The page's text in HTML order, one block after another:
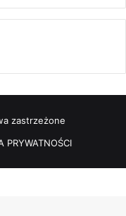
zastrzeżone
PRYWATNOŚCI